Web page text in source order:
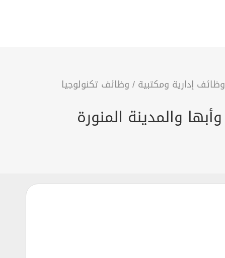
وظائف إدارية ومكتبية / وظائف تكنولوجيا